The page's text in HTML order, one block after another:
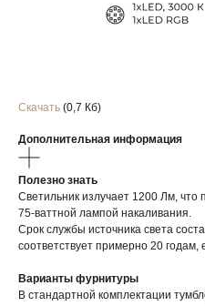
Скачать (0,7 Кб)
Дополнительная информация
Полезно знать
Светильник излучает 1200 Лм, что
75-ваттной лампой накаливания.
Срок службы источника света
соответствует примерно 20 годам,
Варианты фурнитуры
В стандартной комплектации